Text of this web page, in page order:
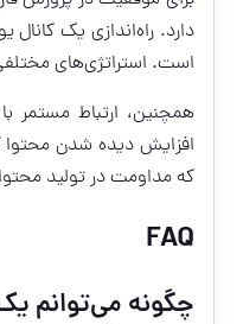
دارد. راه‌اندازی یک
است. استراتژی‌های
همچنین، ارتباط مستمر
افزایش دیده شدن
که مداومت در تولید
FAQ
چگونه می‌توانم